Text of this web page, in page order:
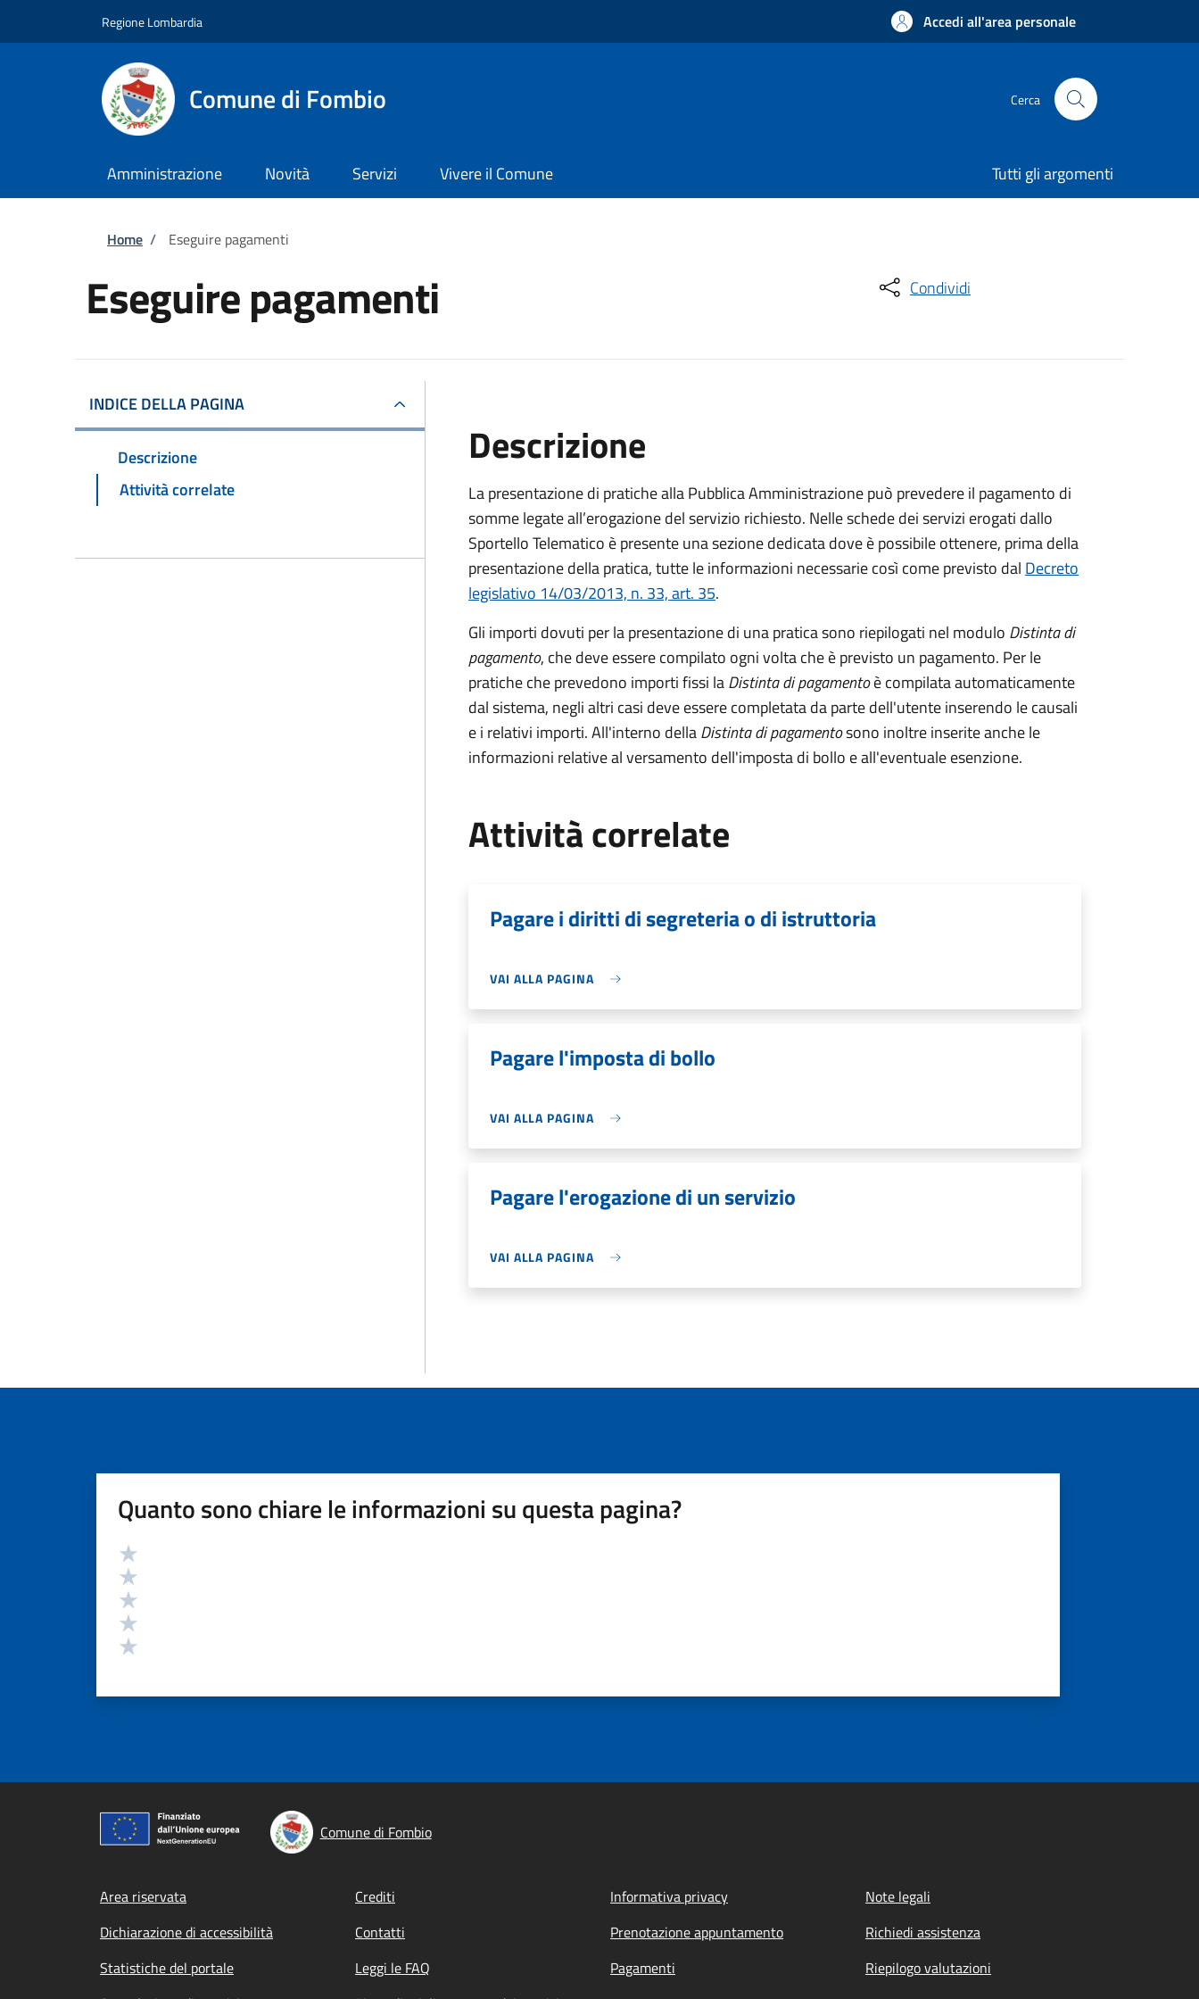
Regione Lombardia Accedi all'area personale
Comune di Fombio Cerca
Amministrazione Novità Servizi Vivere il Comune Tutti gli argomenti
Briciole di pane
Home / Eseguire pagamenti
Eseguire pagamenti Condividi
INDICE DELLA PAGINA
Descrizione
Attività correlate
Descrizione
La presentazione di pratiche alla Pubblica Amministrazione può prevedere il pagamento di
somme legate all’erogazione del servizio richiesto. Nelle schede dei servizi erogati dallo
Sportello Telematico è presente una sezione dedicata dove è possibile ottenere, prima della
presentazione della pratica, tutte le informazioni necessarie così come previsto dal Decreto
legislativo 14/03/2013, n. 33, art. 35.
Gli importi dovuti per la presentazione di una pratica sono riepilogati nel modulo Distinta di
pagamento, che deve essere compilato ogni volta che è previsto un pagamento. Per le
pratiche che prevedono importi fissi laDistinta di pagamentoè compilata automaticamente
dal sistema, negli altri casi deve essere completata da parte dell'utente inserendo le causali
e i relativi importi.All'interno dellaDistinta di pagamentosono inoltre inserite anche le
informazioni relative al versamento dell'imposta di bollo e all'eventuale esenzione.
Attività correlate
Pagare i diritti di segreteria o di istruttoria
VAI ALLA PAGINA
Pagare l'imposta di bollo
VAI ALLA PAGINA
Pagare l'erogazione di un servizio
VAI ALLA PAGINA
Quanto sono chiare le informazioni su questa pagina?
Valutazione
Comune di Fombio
Footer menu
Area riservata Crediti Informativa privacy
Note legali
Dichiarazione di accessibilità
Contatti Prenotazione appuntamento
Richiedi assistenza
Statistiche del portale
Leggi le FAQ Pagamenti
Riepilogo valutazioni